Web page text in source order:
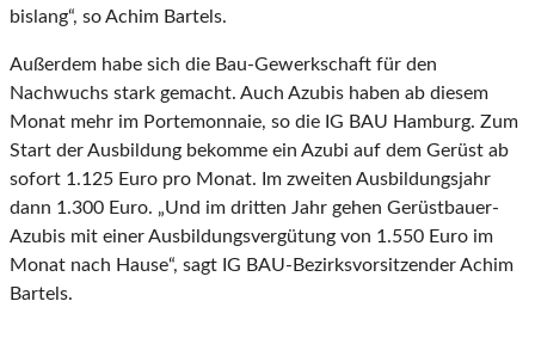
bislang“, so Achim Bartels.
Außerdem habe sich die Bau-Gewerkschaft für den
Nachwuchs stark gemacht. Auch Azubis haben ab diesem
Monat mehr im Portemonnaie, so die IG BAU Hamburg. Zum
Start der Ausbildung bekomme ein Azubi auf dem Gerüst ab
sofort 1.125 Euro pro Monat. Im zweiten Ausbildungsjahr
dann 1.300 Euro. „Und im dritten Jahr gehen Gerüstbauer-
Azubis mit einer Ausbildungsvergütung von 1.550 Euro im
Monat nach Hause“, sagt IG BAU-Bezirksvorsitzender Achim
Bartels.